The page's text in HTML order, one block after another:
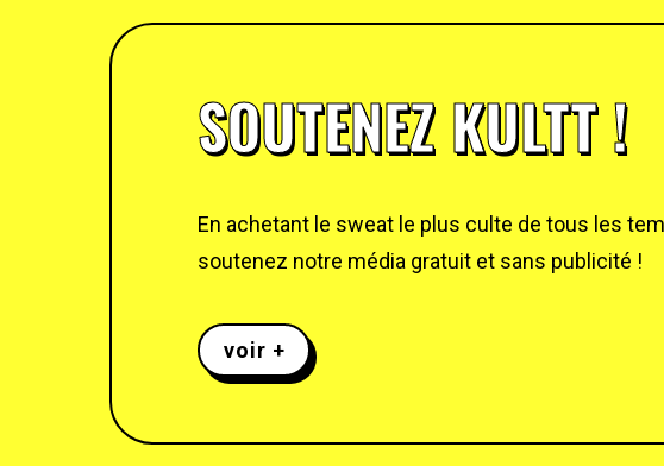
SOUTENEZ KULTT !
En achetant le sweat le plus culte de tous les
soutenez notre média gratuit et sans publicité !
voir +